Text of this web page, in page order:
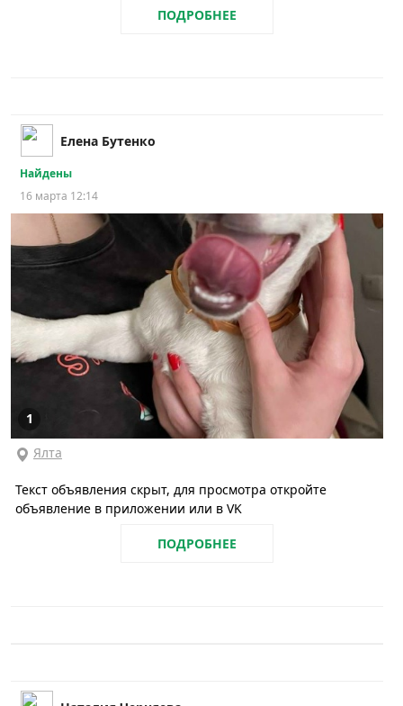
ПОДРОБНЕЕ
Елена Бутенко
Найдены
16 марта 12:14
1
Ялта
Текст объявления скрыт, для просмотра откройте
объявление в приложении или в VK
ПОДРОБНЕЕ